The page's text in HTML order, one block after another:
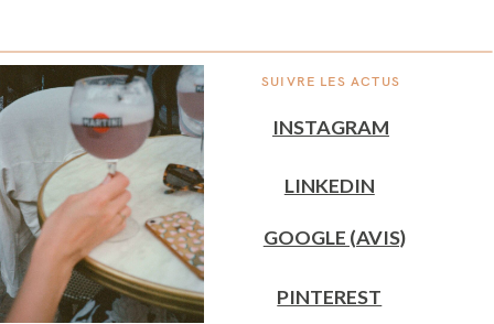
SUIVRE LES ACTUS
INSTAGRAM
GOOGLE (AVIS)
PINTEREST
LINKEDIN